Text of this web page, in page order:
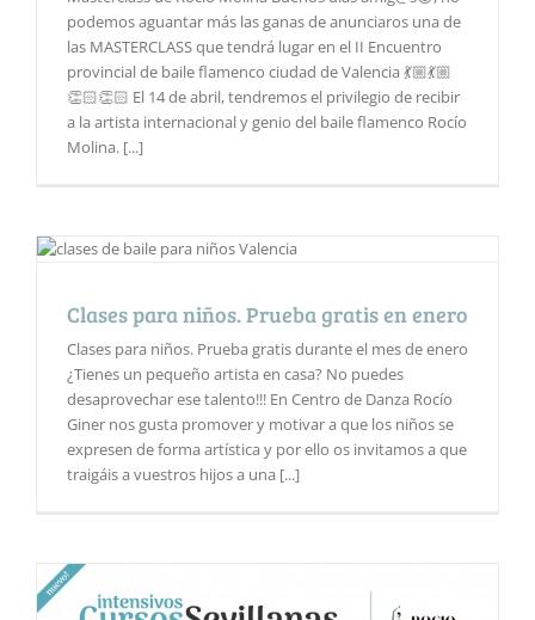
podemos aguantar más las ganas de anunciaros una de
las MASTERCLASS que tendrá lugar en el II Encuentro
provincial de baile flamenco ciudad de Valencia 💃🏼💃🏼
👏🏻👏🏻 El 14 de abril, tendremos el privilegio de recibir
a la artista internacional y genio del baile flamenco Rocío
Molina. [...]
Clases para niños. Prueba gratis en enero
Clases para niños. Prueba gratis durante el mes de enero
¿Tienes un pequeño artista en casa? No puedes
desaprovechar ese talento!!! En Centro de Danza Rocío
Giner nos gusta promover y motivar a que los niños se
expresen de forma artística y por ello os invitamos a que
traigáis a vuestros hijos a una [...]